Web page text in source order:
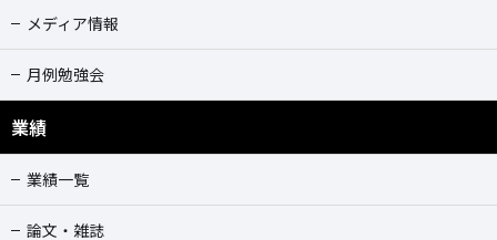
メディア情報
月例勉強会
業績
業績一覧
論文・雑誌